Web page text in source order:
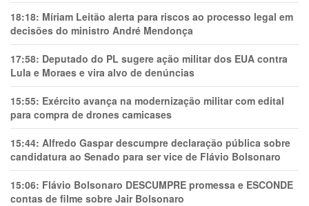
18:18: Míriam Leitão alerta para riscos ao processo legal em
decisões do ministro André Mendonça
17:58: Deputado do PL sugere ação militar dos EUA contra
Lula e Moraes e vira alvo de denúncias
15:55: Exército avança na modernização militar com edital
para compra de drones camicases
15:44: Alfredo Gaspar descumpre declaração pública sobre
candidatura ao Senado para ser vice de Flávio Bolsonaro
15:06: Flávio Bolsonaro DESCUMPRE promessa e ESCONDE
contas de filme sobre Jair Bolsonaro